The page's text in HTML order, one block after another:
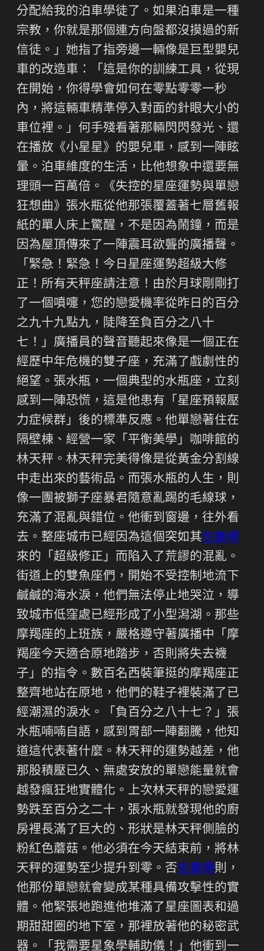
分配給我的泊車學徒了。如果泊車是一種
宗教，你就是那個連方向盤都沒摸過的新
信徒。」她指了指旁邊一輛像是巨型嬰兒
車的改造車：「這是你的訓練工具，從現
在開始，你得學會如何在零點零零一秒
內，將這輛車精準停入對面的針眼大小的
車位裡。」何手殘看著那輛閃閃發光、還
在播放《小星星》的嬰兒車，感到一陣眩
暈。泊車維度的生活，比他想象中還要無
理頭一百萬倍。《失控的星座運勢與單戀
狂想曲》張水瓶從他那張覆蓋著七層舊報
紙的單人床上驚醒，不是因為鬧鐘，而是
因為屋頂傳來了一陣震耳欲聾的廣播聲。
「緊急！緊急！今日星座運勢超級大修
正！所有天秤座請注意！由於月球剛剛打
了一個噴嚏，您的戀愛機率從昨日的百分
之九十九點九，陡降至負百分之八十
七！」廣播員的聲音聽起來像是一個正在
經歷中年危機的雙子座，充滿了戲劇性的
絕望。張水瓶，一個典型的水瓶座，立刻
感到一陣恐慌，這是他患有「星座預報壓
力症候群」後的標準反應。他單戀著住在
隔壁棟、經營一家「平衡美學」咖啡館的
林天秤。林天秤完美得像是從黃金分割線
中走出來的藝術品。而張水瓶的人生，則
像一團被獅子座暴君隨意亂踢的毛線球，
充滿了混亂與錯位。他衝到窗邊，往外看
去。整座城市已經因為這個突如其包養網
來的「超級修正」而陷入了荒謬的混亂。
街道上的雙魚座們，開始不受控制地流下
鹹鹹的海水淚，他們無法停止地哭泣，導
致城市低窪處已經形成了小型潟湖。那些
摩羯座的上班族，嚴格遵守著廣播中「摩
羯座今天適合原地踏步，否則將失去襪
子」的指令。數百名西裝筆挺的摩羯座正
整齊地站在原地，他們的鞋子裡裝滿了已
經潮濕的淚水。「負百分之八十七？」張
水瓶喃喃自語，感到胃部一陣翻騰，他知
道這代表著什麼。林天秤的運勢越差，他
那股積壓已久、無處安放的單戀能量就會
越發瘋狂地實體化。上次林天秤的戀愛運
勢跌至百分之二十，張水瓶就發現他的廚
房裡長滿了巨大的、形狀是林天秤側臉的
粉紅色蘑菇。他必須在今天結束前，將林
天秤的運勢至少提升到零。否包養網則，
他那份單戀就會變成某種具備攻擊性的實
體。他緊張地跑進他堆滿了星座圖表和過
期甜甜圈的地下室，那裡放著他的秘密武
器。「我需要星象學輔助儀！」他衝到一